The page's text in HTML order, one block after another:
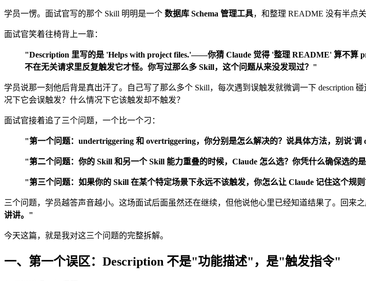
学员一愣。面试官写的那个 Skill 明明是一个 数据库 Schema 管理工具，和整理 README 没有半点
面试官笑着往椅背上一靠：
"Description 里写的是 'Helps with project files.'——你猜 Claude 觉得 '整理 README' 算不算
不在无关请求里反复触发它才怪。你写过那么多 Skill，这个问题从来没发现过？"
学员说那一刻他后背是真出汗了。自己写了那么多个 Skill，每次遇到误触发就微调一下 description
况下它会误触发？什么情况下它该触发却不触发？
面试官接着追了三个问题，一个比一个刁：
"第一个问题：undertriggering 和 overtriggering，你分别是怎么解决的？说具体方法，别说'调
"第二个问题：你的 Skill 和另一个 Skill 能力重叠的时候，Claude 怎么选？你凭什么确保选的
"第三个问题：如果你的 Skill 在某个特定场景下永远不该触发，你怎么让 Claude 记住这个规
三个问题，学员越答声音越小。这场面试后面虽然还在继续，但他说他心里已经知道结果了。回来
讲讲。"
今天这篇，就是我对这三个问题的完整拆解。
一、第一个误区：Description 不是"功能描述"，是"触发指令"